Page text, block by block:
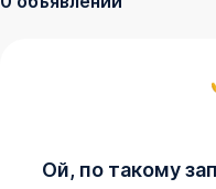
Ой, по такому